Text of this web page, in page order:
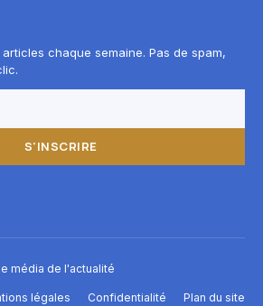
chaque semaine. Pas de spam,
S'INSCRIRE
média de l'actualité
légales Confidentialité Plan du site